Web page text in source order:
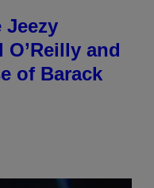
Jeezy
and
of Barack